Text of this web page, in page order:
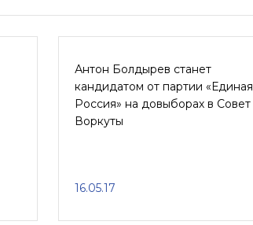
Антон Болдырев станет
кандидатом от партии «Единая
Россия» на довыборах в Совет
Воркуты
16.05.17